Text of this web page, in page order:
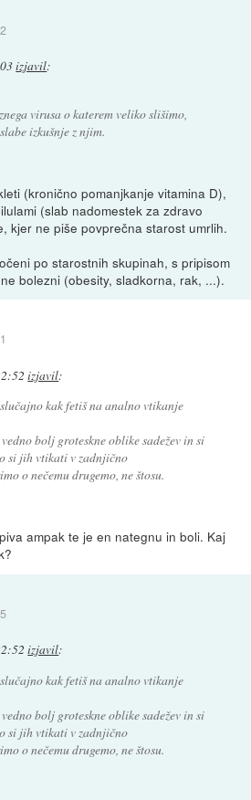
izjavil:
virusa o katerem veliko slišimo,
izkušnje z njim.
(kronično pomanjkanje vitamina D),
(slab nadomestek za zdravo
kjer ne piše povprečna starost umrlih.
po starostnih skupinah, s pripisom
bolezni (obesity, sladkorna, rak, ...).
izjavil:
kak fetiš na analno vtikanje
bolj groteskne oblike sadežev in si
si jih vtikati v zadnjično
o nečemu drugemo, ne štosu.
ampak te je en nategnu in boli. Kaj
izjavil:
kak fetiš na analno vtikanje
bolj groteskne oblike sadežev in si
si jih vtikati v zadnjično
o nečemu drugemo, ne štosu.